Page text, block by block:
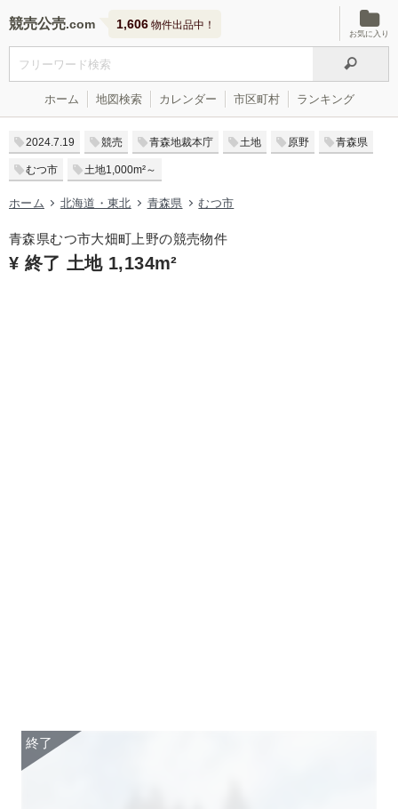
競売公売 1,606 物件出品中！
お気に入り
ホーム 地図検索 カレンダー 市区町村 ランキング
2024.7.19 競売 青森地裁本庁 土地 原野 青森県
むつ市 土地1,000m²～
ホーム 北海道・東北 青森県 むつ市
青森県むつ市大畑町上野の競売物件
¥ 終了 土地 1,134m²